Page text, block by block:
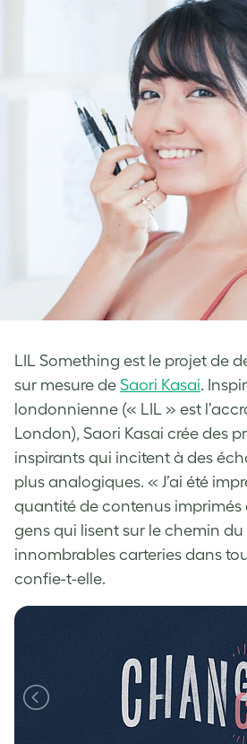
LIL Something est le projet de
sur mesure de Saori Kasai.
londonnienne (« LIL » est
London), Saori Kasai crée des
inspirants qui incitent à des
plus analogiques. « J’ai été
quantité de contenus imprimés
gens qui lisent sur le chemin du
innombrables carteries dans
confie-t-elle.